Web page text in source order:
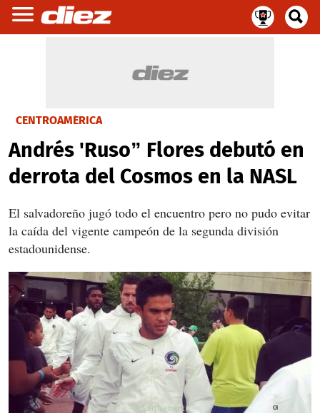
CENTROAMÉRICA
Andrés 'Ruso” Flores debutó en
derrota del Cosmos en la NASL
El salvadoreño jugó todo el encuentro pero no pudo evitar
la caída del vigente campeón de la segunda división
estadounidense.
X